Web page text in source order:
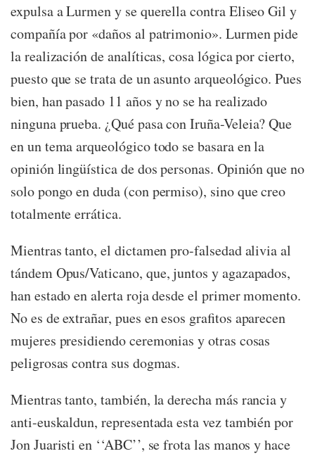
expulsa a Lurmen y se querella contra Eliseo Gil y
compañía por «daños al patrimonio». Lurmen pide
la realización de analíticas, cosa lógica por cierto,
puesto que se trata de un asunto arqueológico. Pues
bien, han pasado 11 años y no se ha realizado
ninguna prueba. ¿Qué pasa con Iruña-Veleia? Que
en un tema arqueológico todo se basara en la
opinión lingüística de dos personas. Opinión que no
solo pongo en duda (con permiso), sino que creo
totalmente errática.
Mientras tanto, el dictamen pro-falsedad alivia al
tándem Opus/Vaticano, que, juntos y agazapados,
han estado en alerta roja desde el primer momento.
No es de extrañar, pues en esos grafitos aparecen
mujeres presidiendo ceremonias y otras cosas
peligrosas contra sus dogmas.
Mientras tanto, también, la derecha más rancia y
anti-euskaldun, representada esta vez también por
Jon Juaristi en ‘‘ABC’’, se frota las manos y hace